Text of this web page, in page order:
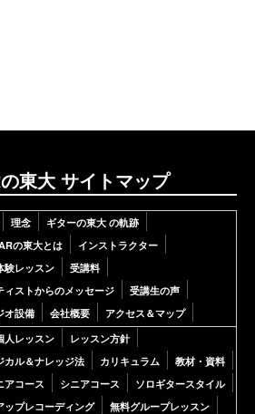
東大 サイトマップ
理念
ギターの東大 の軌跡
の東大とは
インストラクター
験レッスン
受講料
ィストからのメッセージ
受講生の声
オ設備
会社概要 アクセス＆マップ
人レッスン
レッスン方針
カル＆ナレッジ法
カリキュラム
教材・資料
アコース
シニアコース
ソロギタースタイル
ップレコーディング
無料グループレッスン